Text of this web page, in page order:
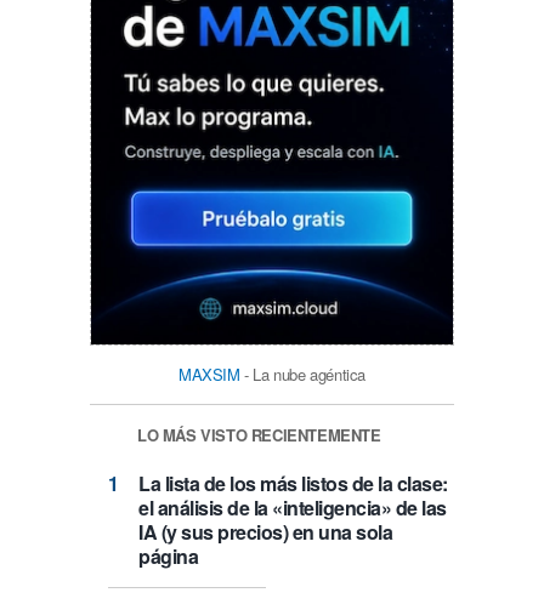
MAXSIM - La nube agéntica
LO MÁS VISTO RECIENTEMENTE
La lista de los más listos de la clase:
el análisis de la «inteligencia» de las
IA (y sus precios) en una sola
página